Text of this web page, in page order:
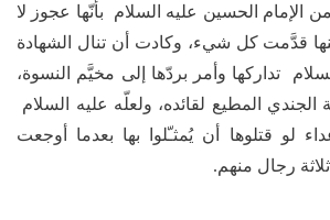
الإمام الحسين عليه السلام بأنّها عجوز لا
قدَّمت كل شيء، وكادت أن تنال الشهادة
تداركها وأمر بردّها إلى مخيَّم النسوة،
المطيع لقائده، ولعلّه عليه السلام
لو قتلوها أن يُمثـّلوا بها بعدما أوجعت
رجال منهم.